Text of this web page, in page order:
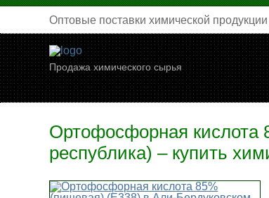
Оптовые поставки химической продукции
Продажа химического сырья
Ортофосфорная кислота
республика) – купить